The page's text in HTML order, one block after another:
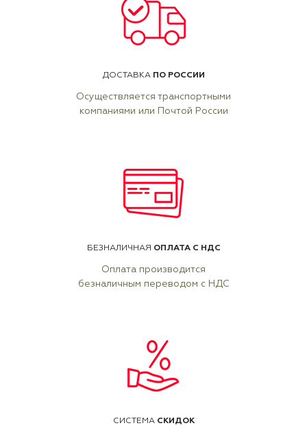
ДОСТАВКА ПО РОССИИ
Осуществляется транспортными
компаниями или Почтой России
БЕЗНАЛИЧНАЯ ОПЛАТА С НДС
Оплата производится
безналичным переводом с НДС
СИСТЕМА СКИДОК